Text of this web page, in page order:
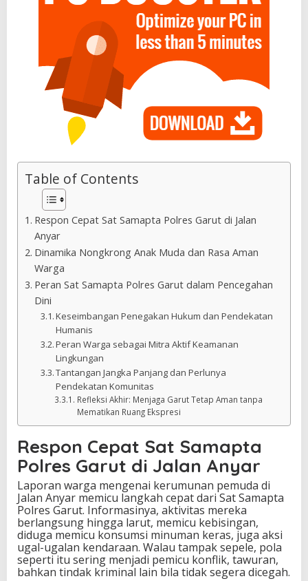
Table of Contents
Respon Cepat Sat Samapta Polres Garut di Jalan
Anyar
Dinamika Nongkrong Anak Muda dan Rasa Aman
Warga
Peran Sat Samapta Polres Garut dalam Pencegahan
Dini
Keseimbangan Penegakan Hukum dan Pendekatan
Humanis
Peran Warga sebagai Mitra Aktif Keamanan
Lingkungan
Tantangan Jangka Panjang dan Perlunya
Pendekatan Komunitas
Refleksi Akhir: Menjaga Garut Tetap Aman tanpa
Mematikan Ruang Ekspresi
Respon Cepat Sat Samapta
Polres Garut di Jalan Anyar
Laporan warga mengenai kerumunan pemuda di
Jalan Anyar memicu langkah cepat dari Sat Samapta
Polres Garut. Informasinya, aktivitas mereka
berlangsung hingga larut, memicu kebisingan,
diduga memicu konsumsi minuman keras, juga aksi
ugal-ugalan kendaraan. Walau tampak sepele, pola
seperti itu sering menjadi pemicu konflik, tawuran,
bahkan tindak kriminal lain bila tidak segera dicegah.